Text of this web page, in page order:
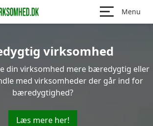
Menu
virksomhed
din virksomhed mere bæredygtig eller
med virksomheder der går ind for
bæredygtighed?
Læs mere her!